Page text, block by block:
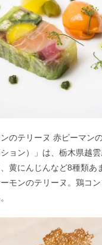
ンのテリーヌ 赤ピーマン
ョン）」は、 栃木県越
黄にんじんなど8種類あ
モンのテリーヌ。鶏コ